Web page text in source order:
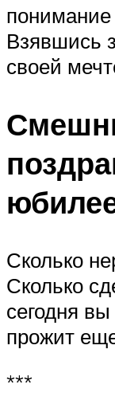
понимание
Взявшись
своей
Сколько
Сколько
сегодня
прожит
***